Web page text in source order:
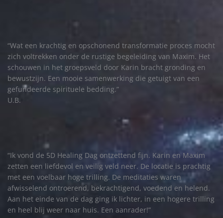
“Wat een krachtig en opschonend transformatie proces mocht
zich voltrekken onder de rustige begeleiding van Maxim. Het
schouwen in het groepsveld door Karin bracht gronding en
bewustzijn. Een mooie samenwerking die getuigt van een
gefundeerde spirituele bedding.”
U.B.
“Ik vond de 5D Healing Dag ontzettend fijn. Karin en Maxim
zetten een liefdevol en veilig veld neer. De locatie is prachtig
met een voelbaar hoge trilling. De meditaties waren
afwisselend ontroerend, bekrachtigend, voedend en helend.
Aan het einde van de dag ging ik lichter, in een hogere trilling
en heel blij weer naar huis. Een aanrader!”